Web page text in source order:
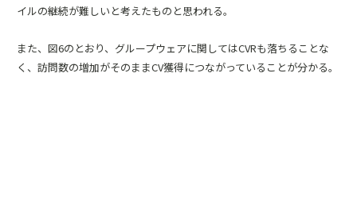
イルの継続が難しいと考えたものと思われる。
また、図6のとおり、グループウェアに関してはCVRも落ちることな
く、訪問数の増加がそのままCV獲得につながっていることが分かる。